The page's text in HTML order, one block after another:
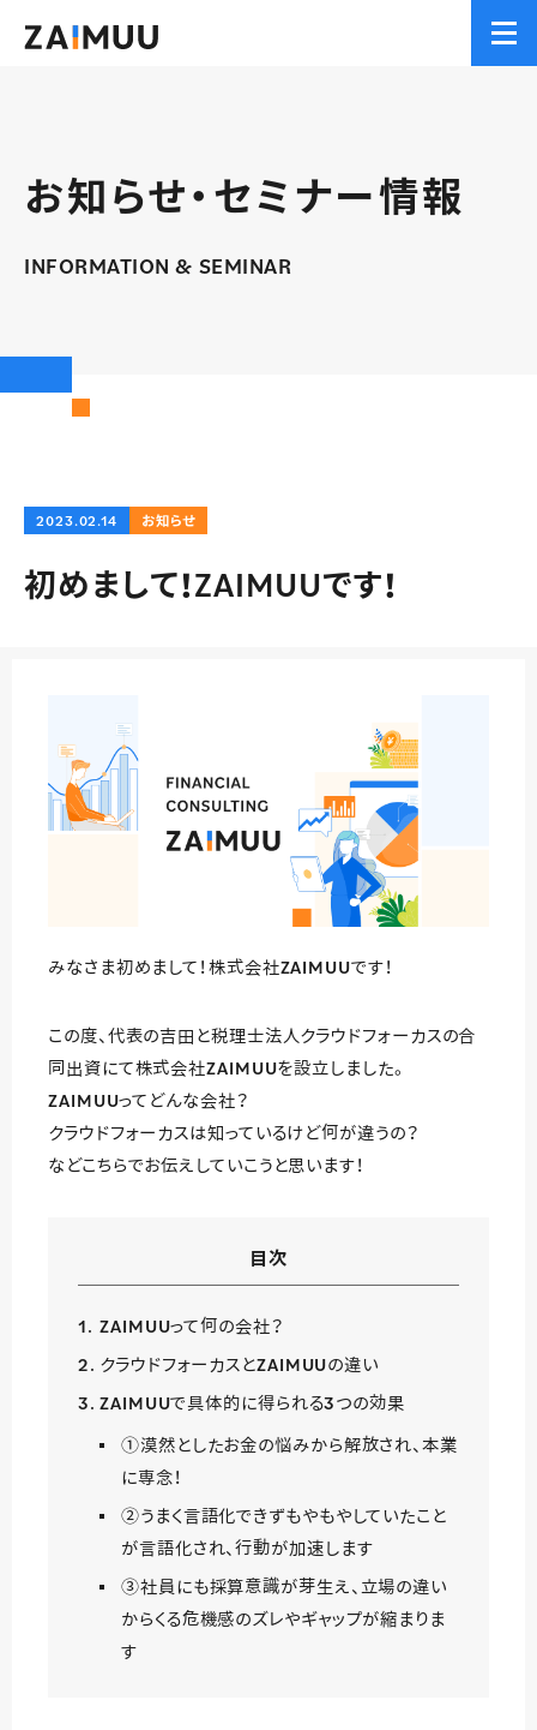
お知らせ・セミナー情報
INFORMATION & SEMINAR
2023.02.14 お知らせ
初めまして！ZAIMUUです！
みなさま初めまして！株式会社ZAIMUUです！
この度、代表の吉田と税理士法人クラウドフォーカスの合
同出資にて株式会社ZAIMUUを設立しました。
ZAIMUUってどんな会社？
クラウドフォーカスは知っているけど何が違うの？
などこちらでお伝えしていこうと思います！
目次
ZAIMUUって何の会社？
クラウドフォーカスとZAIMUUの違い
ZAIMUUで具体的に得られる3つの効果
①漠然としたお金の悩みから解放され、本業
に専念！
②うまく言語化できずもやもやしていたこと
が言語化され、行動が加速します
③社員にも採算意識が芽生え、立場の違い
からくる危機感のズレやギャップが縮まりま
す